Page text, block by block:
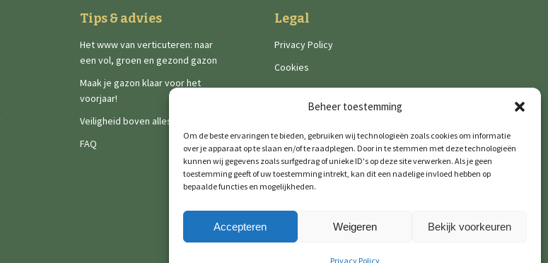
Beheer toestemming
Om de beste ervaringen te bieden, gebruiken wij technologieën zoals cookies om informatie
over je apparaat op te slaan en/of te raadplegen. Door in te stemmen met deze technologieën
kunnen wij gegevens zoals surfgedrag of unieke ID's op deze site verwerken. Als je geen
toestemming geeft of uw toestemming intrekt, kan dit een nadelige invloed hebben op
bepaalde functies en mogelijkheden.
Accepteren Weigeren Bekijk voorkeuren
Privacy Policy
Tips & advies
Het www van verticuteren: naar
een vol, groen en gezond gazon
Maak je gazon klaar voor het
voorjaar!
Veiligheid boven alles
FAQ
Legal
Privacy Policy
Cookies